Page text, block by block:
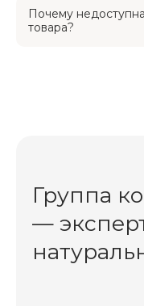
Почему
товара?
Группа
—